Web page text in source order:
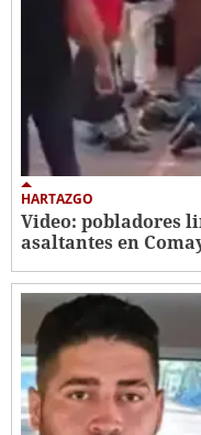
HARTAZGO
Video: pobladores
asaltantes en